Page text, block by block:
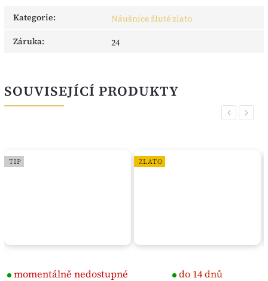
Kategorie:
Náušnice žluté zlato
Záruka: 24
SOUVISEJÍCÍ PRODUKTY
Previous
TIP
momentálně nedostupné
ZLATO
do 14 dnů
Next